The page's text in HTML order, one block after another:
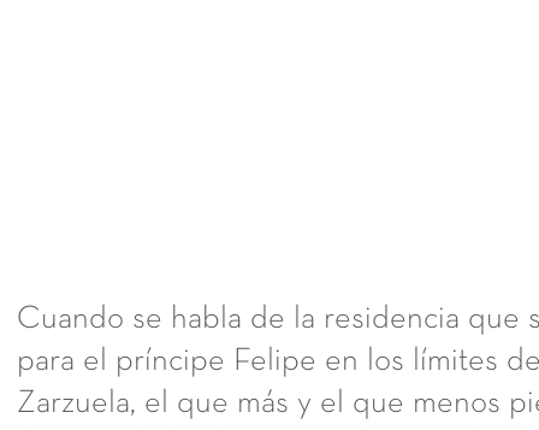
Cuando se habla de la residencia que
para el príncipe Felipe en los límites
Zarzuela, el que más y el que menos